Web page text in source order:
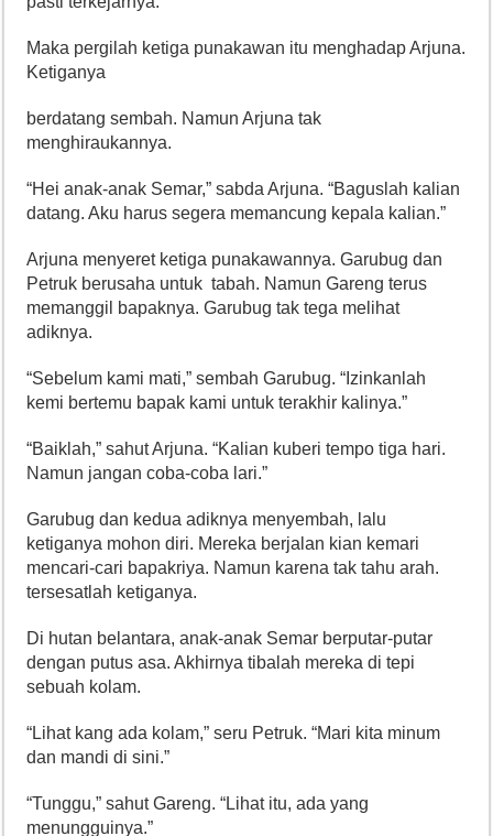
Maka pergilah ketiga punakawan itu menghadap Arjuna.
Ketiganya
berdatang sembah. Namun Arjuna tak
menghiraukannya.
“Hei anak-anak Semar,” sabda Arjuna. “Baguslah kalian
datang. Aku harus segera memancung kepala kalian.”
Arjuna menyeret ketiga punakawannya. Garubug dan
Petruk berusaha untuk tabah. Namun Gareng terus
memanggil bapaknya. Garubug tak tega melihat
adiknya.
“Sebelum kami mati,” sembah Garubug. “Izinkanlah
kemi bertemu bapak kami untuk terakhir kalinya.”
“Baiklah,” sahut Arjuna. “Kalian kuberi tempo tiga hari.
Namun jangan coba-coba lari.”
Garubug dan kedua adiknya menyembah, lalu
ketiganya mohon diri. Mereka berjalan kian kemari
mencari-cari bapakriya. Namun karena tak tahu arah.
tersesatlah ketiganya.
Di hutan belantara, anak-anak Semar berputar-putar
dengan putus asa. Akhirnya tibalah mereka di tepi
sebuah kolam.
“Lihat kang ada kolam,” seru Petruk. “Mari kita minum
dan mandi di sini.”
“Tunggu,” sahut Gareng. “Lihat itu, ada yang
menungguinya.”